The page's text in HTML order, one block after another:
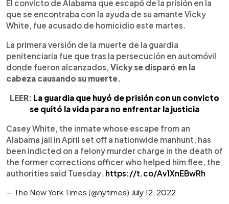
El convicto de Alabama que escapó de la prisión en la
que se encontraba con la ayuda de su amante Vicky
White, fue acusado de homicidio este martes.
La primera versión de la muerte de la guardia
penitenciaria fue que tras la persecución en automóvil
donde fueron alcanzados, Vicky se disparó en la
cabeza causando su muerte.
LEER: La guardia que huyó de prisión con un convicto
se quitó la vida para no enfrentar la justicia
Casey White, the inmate whose escape from an
Alabama jail in April set off a nationwide manhunt, has
been indicted on a felony murder charge in the death of
the former corrections officer who helped him flee, the
authorities said Tuesday. https://t.co/Av1XnEBwRh
— The New York Times (@nytimes) July 12, 2022